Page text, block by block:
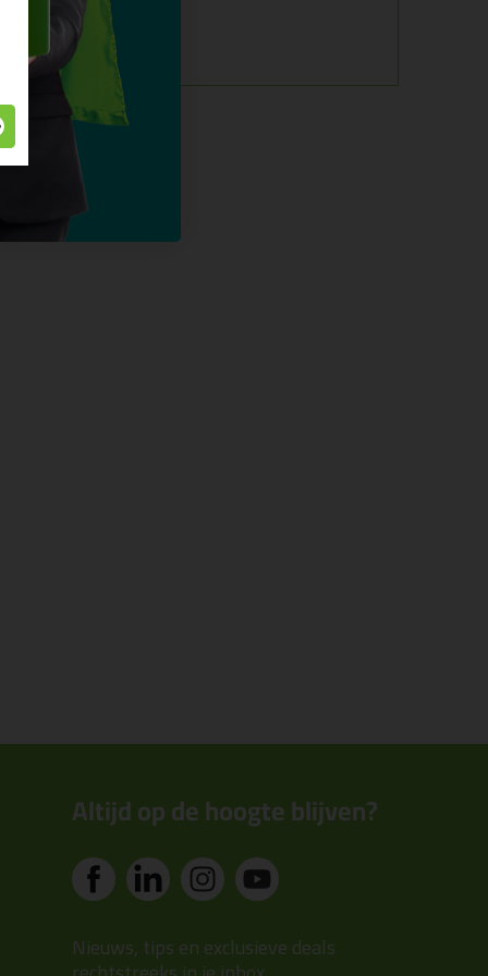
Altijd op de hoogte blijven?
Nieuws, tips en exclusieve deals